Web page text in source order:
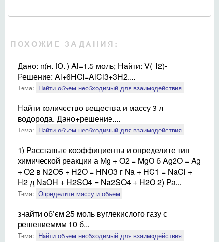
ПОХОЖИЕ ЗАДАНИЯ:
Дано: n(н. Ю. ) Al=1.5 моль; Найти: V(H2)-
Решение: Al+6HCl=AlCl3+3H2....
Тема: Найти объем необходимый для взаимодействия
Найти количество вещества и массу 3 л
водорода. Дано+решение....
Тема: Найти объем необходимый для взаимодействия
1) Расставьте коэффициенты и определите тип
химической реакции а Mg + O2 = MgO б Ag2O = Ag
+ O2 в N2O5 + H2O = HNO3 г Na + HC1 = NaCl +
H2 д NaOH + H2SO4 = Na2SO4 + H2O 2) Ра...
Тема: Определите массу и объем
знайти об’єм 25 моль вуглекислого газу с
решениеммм 10 б...
Тема: Найти объем необходимый для взаимодействия